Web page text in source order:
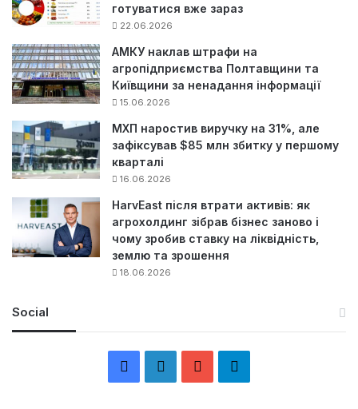
готуватися вже зараз
22.06.2026
АМКУ наклав штрафи на
агропідприємства Полтавщини та
Київщини за ненадання інформації
15.06.2026
МХП наростив виручку на 31%, але
зафіксував $85 млн збитку у першому
кварталі
16.06.2026
HarvEast після втрати активів: як
агрохолдинг зібрав бізнес заново і
чому зробив ставку на ліквідність,
землю та зрошення
18.06.2026
Social